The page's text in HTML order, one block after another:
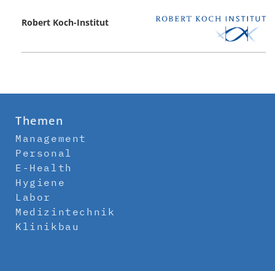
Robert Koch-Institut
Themen
Management
Personal
E-Health
Hygiene
Labor
Medizintechnik
Klinikbau